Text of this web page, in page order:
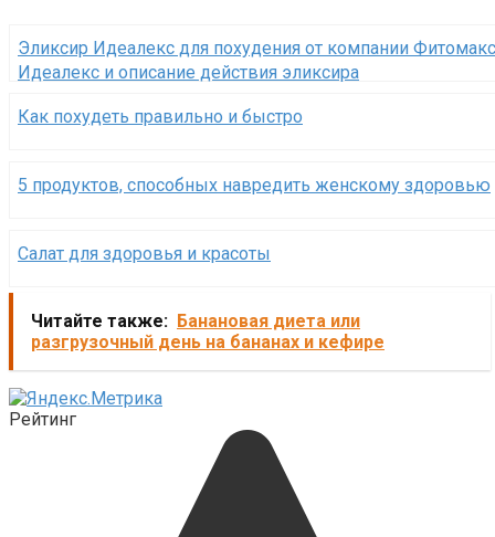
Эликсир Идеалекс для похудения от компании
Идеалекс и описание действия эликсира
Как похудеть правильно и быстро
5 продуктов, способных навредить женскому здоровью
Салат для здоровья и красоты
Читайте также: Банановая диета или
разгрузочный день на бананах и кефире
Рейтинг